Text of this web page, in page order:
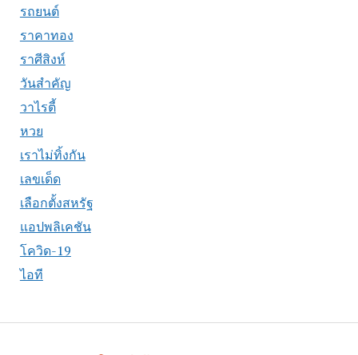
รถยนต์
ราคาทอง
ราศีสิงห์
วันสำคัญ
วาไรตี้
หวย
เราไม่ทิ้งกัน
เลขเด็ด
เลือกตั้งสหรัฐ
แอปพลิเคชัน
โควิด-19
ไอที